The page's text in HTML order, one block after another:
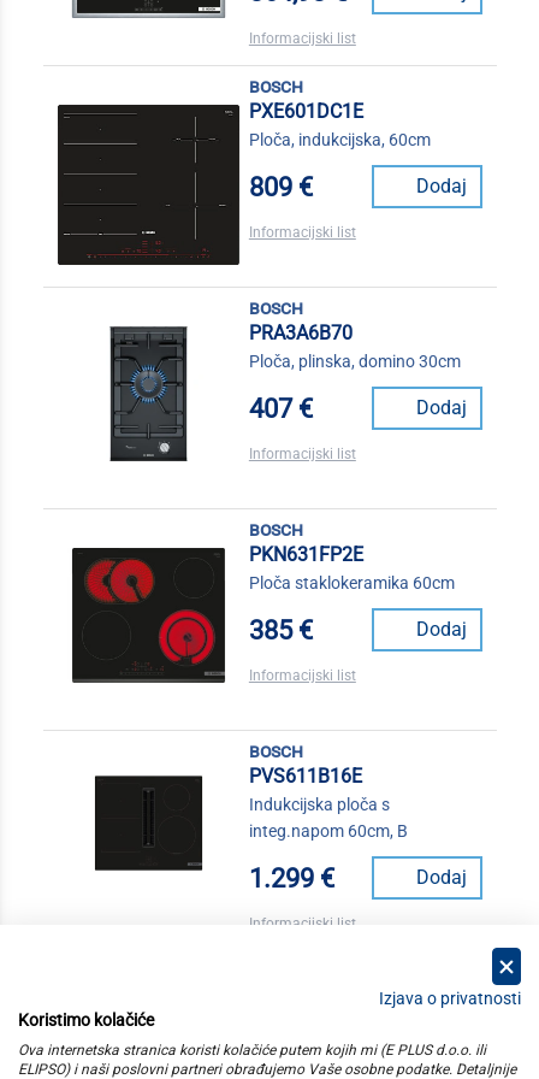
Informacijski list
bosch
PXE601DC1E
Ploča, indukcijska, 60cm
809 € Dodaj
Informacijski list
bosch
PRA3A6B70
Ploča, plinska, domino 30cm
407 € Dodaj
Informacijski list
bosch
PKN631FP2E
Ploča staklokeramika 60cm
385 € Dodaj
Informacijski list
bosch
PVS611B16E
Indukcijska ploča s
integ.napom 60cm, B
1.299 € Dodaj
Informacijski list
kategorije
Izjava o privatnosti
Koristimo kolačiće
Ova internetska stranica koristi kolačiće putem kojih mi (E PLUS d.o.o. ili
ELIPSO) i naši poslovni partneri obrađujemo Vaše osobne podatke. Detaljnije